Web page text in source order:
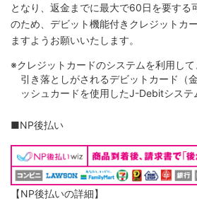
となり、返金までに最大で60日を要する
のため、デビット機能付きクレジットカ
ますようお願いいたします。
※クレジットカードのシステムを利用し
引き落としがされるデビットカード（
ッシュカードを使用したJ-Debitシステ
■NP後払い
【NP後払いの詳細】